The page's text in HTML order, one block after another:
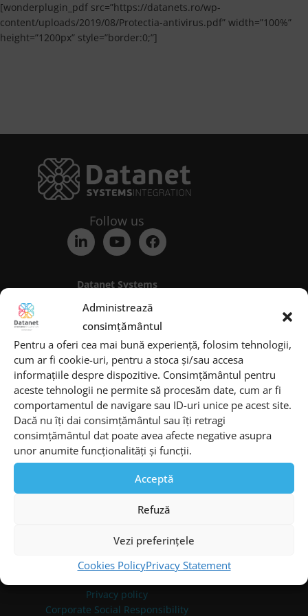
Administrează
consimțământul
Pentru a oferi cea mai bună experiență, folosim tehnologii,
cum ar fi cookie-uri, pentru a stoca și/sau accesa
informațiile despre dispozitive. Consimțământul pentru
aceste tehnologii ne permite să procesăm date, cum ar fi
comportamentul de navigare sau ID-uri unice pe acest site.
Dacă nu îți dai consimțământul sau îți retragi
consimțământul dat poate avea afecte negative asupra
unor anumite funcționalități și funcții.
Acceptă
Refuză
Vezi preferințele
Cookies PolicyPrivacy Statement
[wonderplugin_pdf src=”https://datanets.ro/wp-
content/uploads/2019/08/Protectia-antivirus.pdf” width=”100%”
height=”1200px” style=”border:0;”]
Follow us
Datanet Systems
Address:
18 Sfântul Elefterie Str., Elefterie
Building, Ground Floor, Bucharest 050525
Phone: +40 21 3178787
Fax: +40 21 3179797
Email:
office@datanets.ro
Datanet Systems Cluj
Address:47 Tăietura Turcului str., Building
A2, floor 3, Cluj, 400221
+40 21 305 30 19
News and events
Available jobs
Terms and conditions
Privacy policy
Corporate Social Responsibility